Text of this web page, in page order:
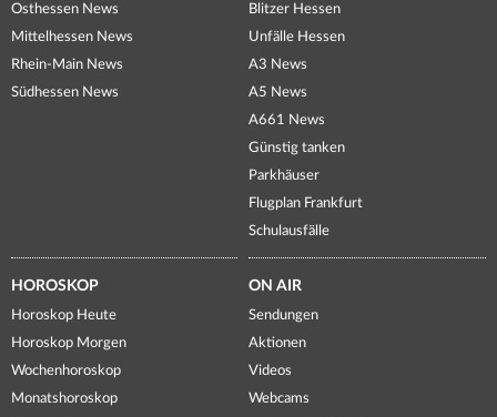
Osthessen News
Mittelhessen News
Rhein-Main News
Südhessen News
Blitzer Hessen
Unfälle Hessen
A3 News
A5 News
A661 News
Günstig tanken
Parkhäuser
Flugplan Frankfurt
Schulausfälle
HOROSKOP
Horoskop Heute
Horoskop Morgen
Wochenhoroskop
Monatshoroskop
ON AIR
Sendungen
Aktionen
Videos
Webcams